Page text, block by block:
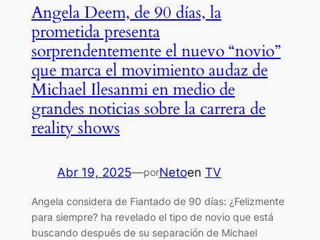
Angela Deem, de 90 días, la
prometida presenta
sorprendentemente el nuevo “novio”
que marca el movimiento audaz de
Michael Ilesanmi en medio de
grandes noticias sobre la carrera de
reality shows
Abr 19, 2025—porNetoen TV
Angela considera de Fiantado de 90 días: ¿Felizmente
para siempre? ha revelado el tipo de novio que está
buscando después de su separación de Michael